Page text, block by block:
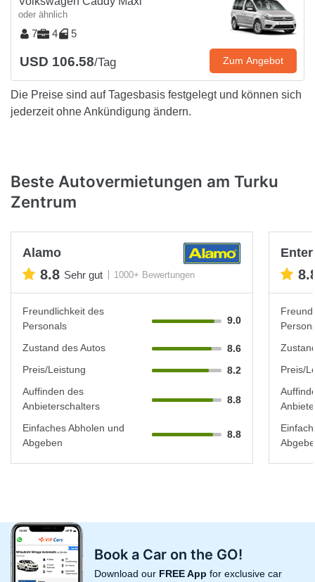
oder ähnlich
7 4 5
USD 106.58/Tag Zum Angebot
Die Preise sind auf Tagesbasis festgelegt und können sich
jederzeit ohne Ankündigung ändern.
Beste Autovermietungen am Turku
Zentrum
Alamo
8.8 Sehr gut 1000+ Bewertungen
Freundlichkeit des
Personals
9.0
Zustand des Autos
8.6
Preis/Leistung
8.2
Auffinden des
Anbieterschalters
8.8
Einfaches Abholen und
Abgeben
8.8
Preis/
Book a Car on the GO!
Download our FREE App for exclusive car